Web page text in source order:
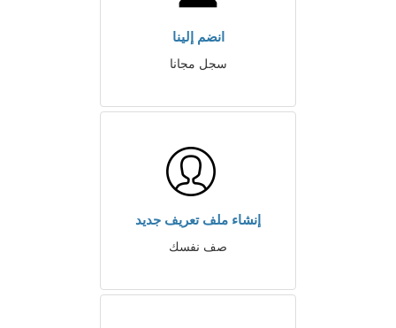
انضم إلينا
سجل مجانا
إنشاء ملف تعريف جديد
صف نفسك